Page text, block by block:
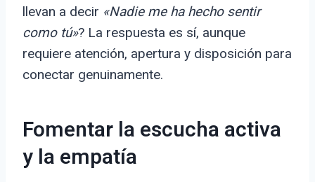
llevan a decir «Nadie me ha hecho sentir
como tú»? La respuesta es sí, aunque
requiere atención, apertura y disposición para
conectar genuinamente.
Fomentar la escucha activa
y la empatía